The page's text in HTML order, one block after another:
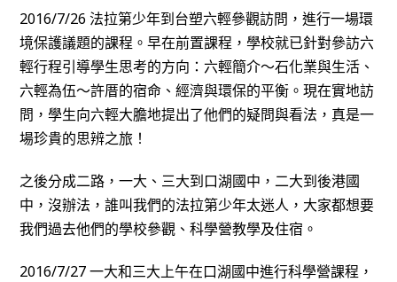
2016/7/26 法拉第少年到台塑六輕參觀訪問，進行一場環
境保護議題的課程。早在前置課程，學校就已針對參訪六
輕行程引導學生思考的方向：六輕簡介～石化業與生活、
六輕為伍～許厝的宿命、經濟與環保的平衡。現在實地訪
問，學生向六輕大膽地提出了他們的疑問與看法，真是一
場珍貴的思辨之旅！
之後分成二路，一大、三大到口湖國中，二大到後港國
中，沒辦法，誰叫我們的法拉第少年太迷人，大家都想要
我們過去他們的學校參觀、科學營教學及住宿。
2016/7/27 一大和三大上午在口湖國中進行科學營課程，